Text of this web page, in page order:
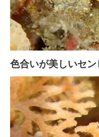
色合いが美しいセン